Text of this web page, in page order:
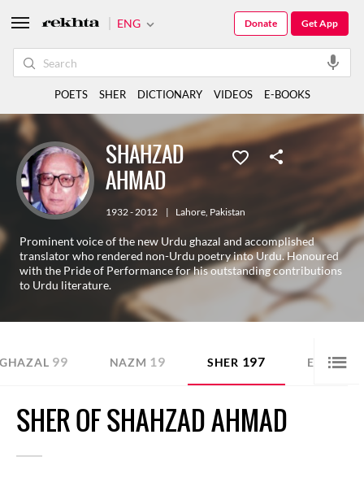
SHAHZAD
AHMAD
1932 - 2012 | Lahore, Pakistan
Prominent voice of the new Urdu ghazal and accomplished
translator who rendered non-Urdu poetry into Urdu. Honoured
with the Pride of Performance for his outstanding contributions
to Urdu literature.
GHAZAL 99 NAZM 19 SHER 197 E-BOOK
SHER OF SHAHZAD AHMAD
ENG Get App
Donate
POETS SHER DICTIONARY VIDEOS E-BOOKS